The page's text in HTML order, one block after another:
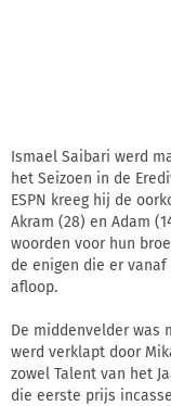
Ismael Saibari werd
het Seizoen in de
ESPN kreeg hij de
Akram (28) en Adam
woorden voor hun
de enigen die er
afloop.
De middenvelder was
werd verklapt door
zowel Talent van het
die eerste prijs